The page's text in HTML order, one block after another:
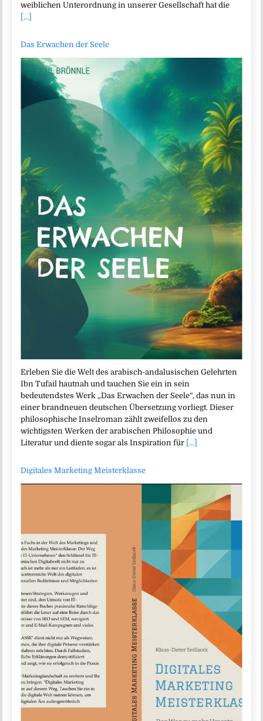
weiblichen Unterordnung in unserer Gesellschaft hat die
[...]
Das Erwachen der Seele
Erleben Sie die Welt des arabisch-andalusischen Gelehrten
Ibn Tufail hautnah und tauchen Sie ein in sein
bedeutendstes Werk „Das Erwachen der Seele“, das nun in
einer brandneuen deutschen Übersetzung vorliegt. Dieser
philosophische Inselroman zählt zweifellos zu den
wichtigsten Werken der arabischen Philosophie und
Literatur und diente sogar als Inspiration für [...]
Digitales Marketing Meisterklasse